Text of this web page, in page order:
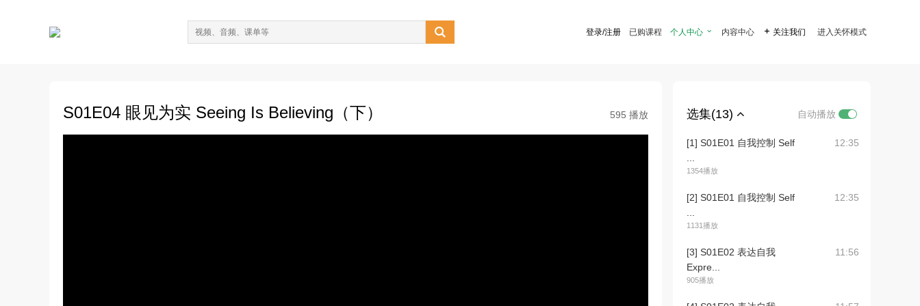
 登录/注册 已购课程 个人中心  内容中心  关注我们 进入关怀模式
S01E04 眼见为实 Seeing Is Believing（下） 595 播放 选集(13) 自动播放
[1] S01E01 自我控制 Self
1354播放
12:35
[2] S01E01 自我控制 Self
1131播放
12:35
[3] S01E02 表达自我
Expre...
905播放
11:56